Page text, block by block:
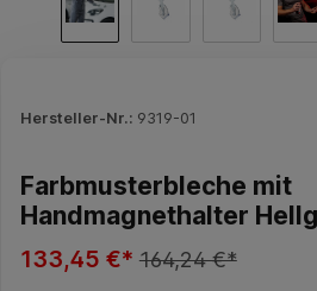
Hersteller-Nr.: 9319-01
Farbmusterbleche mit
Handmagnethalter
133,45 €* 164,24 €*